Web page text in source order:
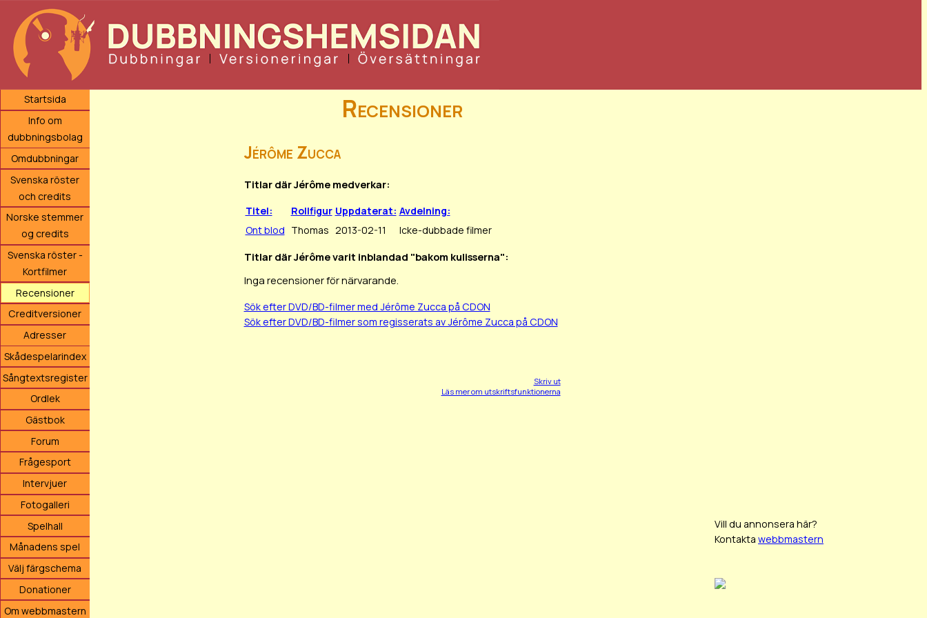
Startsida
Info om
dubbningsbolag
Omdubbningar
Svenska röster
och credits
Norske stemmer
og credits
Svenska röster -
Kortfilmer
Recensioner
Creditversioner
Adresser
Skådespelarindex
Sångtextsregister
Ordlek
Gästbok
Forum
Frågesport
Intervjuer
Fotogalleri
Spelhall
Månadens spel
Välj färgschema
Donationer
Om webbmastern
Recensioner
Jérôme Zucca
Titlar där Jérôme medverkar:
Titel: Rollfigur Uppdaterat: Avdelning:
Ont blod Thomas 2013-02-11 Icke-dubbade filmer
Titlar där Jérôme varit inblandad "bakom kulisserna":
Inga recensioner för närvarande.
Sök efter DVD/BD-filmer med Jérôme Zucca på CDON
Sök efter DVD/BD-filmer som regisserats av Jérôme Zucca på CDON
Skriv ut
Läs mer om utskriftsfunktionerna
Vill du annonsera här?
Kontakta webbmastern